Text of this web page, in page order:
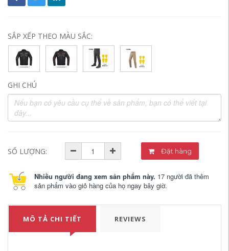
SẮP XẾP THEO MÀU SẮC:
GHI CHÚ
SỐ LƯỢNG: Đặt hàng
Nhiều người đang xem sản phẩm này. 17 người đã thêm
sản phẩm vào giỏ hàng của họ ngay bây giờ.
MÔ TẢ CHI TIẾT REVIEWS